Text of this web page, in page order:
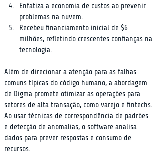
Enfatiza a economia de custos ao prevenir
problemas na nuvem.
Recebeu financiamento inicial de $6
milhões, refletindo crescentes confianças na
tecnologia.
Além de direcionar a atenção para as falhas
comuns típicas do código humano, a abordagem
de Digma promete otimizar as operações para
setores de alta transação, como varejo e fintechs.
Ao usar técnicas de correspondência de padrões
e detecção de anomalias, o software analisa
dados para prever respostas e consumo de
recursos.